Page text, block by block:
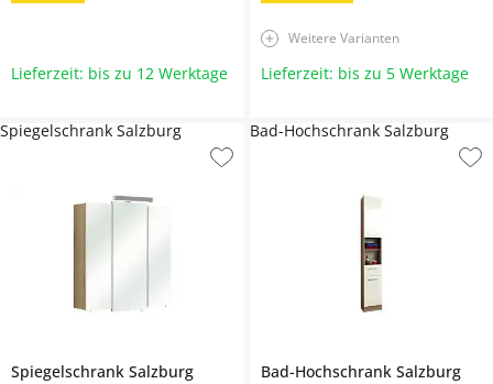
Lieferzeit: bis zu 12 Werktage
Weitere Varianten
Lieferzeit: bis zu 5 Werktage
Spiegelschrank Salzburg
Spiegelschrank Salzburg
Bad-Hochschrank Salzburg
Bad-Hochschrank Salzburg